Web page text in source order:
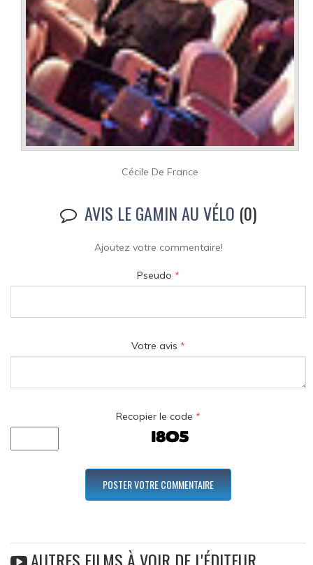
Cécile De France
AVIS LE GAMIN AU VÉLO (0)
Ajoutez votre commentaire!
Pseudo *
Votre avis *
Recopier le code *